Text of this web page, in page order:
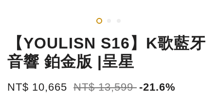
【YOULISN S16】K歌藍牙
音響 鉑金版 |呈星
NT$ 10,665 NT$ 13,599 -21.6%